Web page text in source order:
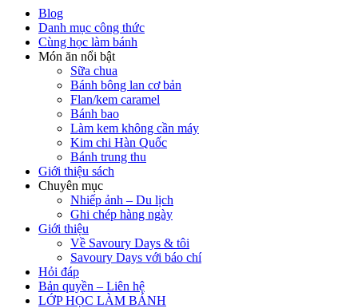
Blog
Danh mục công thức
Cùng học làm bánh
Món ăn nổi bật
Sữa chua
Bánh bông lan cơ bản
Flan/kem caramel
Bánh bao
Làm kem không cần máy
Kim chi Hàn Quốc
Bánh trung thu
Giới thiệu sách
Chuyên mục
Nhiếp ảnh – Du lịch
Ghi chép hàng ngày
Giới thiệu
Về Savoury Days & tôi
Savoury Days với báo chí
Hỏi đáp
Bản quyền – Liên hệ
LỚP HỌC LÀM BÁNH